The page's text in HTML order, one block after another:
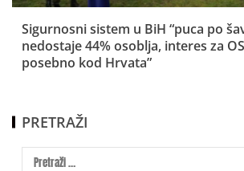
Sigurnosni sistem u BiH “puca po
nedostaje 44% osoblja, interes za
posebno kod Hrvata”
PRETRAŽI